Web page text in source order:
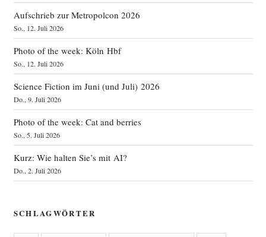
Aufschrieb zur Metropolcon 2026
So., 12. Juli 2026
Photo of the week: Köln Hbf
So., 12. Juli 2026
Science Fiction im Juni (und Juli) 2026
Do., 9. Juli 2026
Photo of the week: Cat and berries
So., 5. Juli 2026
Kurz: Wie halten Sie’s mit AI?
Do., 2. Juli 2026
SCHLAGWÖRTER